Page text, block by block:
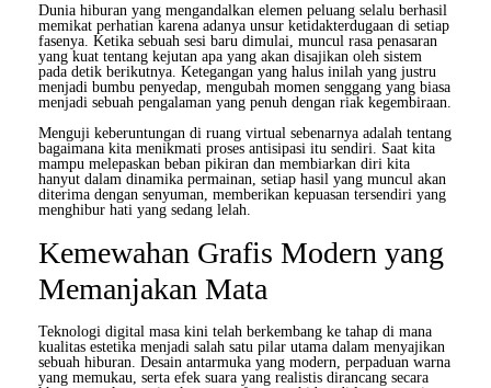
Dunia hiburan yang mengandalkan elemen peluang selalu berhasil
memikat perhatian karena adanya unsur ketidakterdugaan di setiap
fasenya. Ketika sebuah sesi baru dimulai, muncul rasa penasaran
yang kuat tentang kejutan apa yang akan disajikan oleh sistem
pada detik berikutnya. Ketegangan yang halus inilah yang justru
menjadi bumbu penyedap, mengubah momen senggang yang biasa
menjadi sebuah pengalaman yang penuh dengan riak kegembiraan.
Menguji keberuntungan di ruang virtual sebenarnya adalah tentang
bagaimana kita menikmati proses antisipasi itu sendiri. Saat kita
mampu melepaskan beban pikiran dan membiarkan diri kita
hanyut dalam dinamika permainan, setiap hasil yang muncul akan
diterima dengan senyuman, memberikan kepuasan tersendiri yang
menghibur hati yang sedang lelah.
Kemewahan Grafis Modern yang
Memanjakan Mata
Teknologi digital masa kini telah berkembang ke tahap di mana
kualitas estetika menjadi salah satu pilar utama dalam menyajikan
sebuah hiburan. Desain antarmuka yang modern, perpaduan warna
yang memukau, serta efek suara yang realistis dirancang secara